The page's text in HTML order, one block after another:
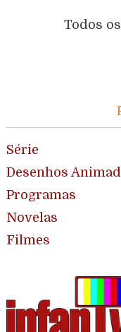
Todos
Série
Desenhos
Programas
Novelas
Filmes